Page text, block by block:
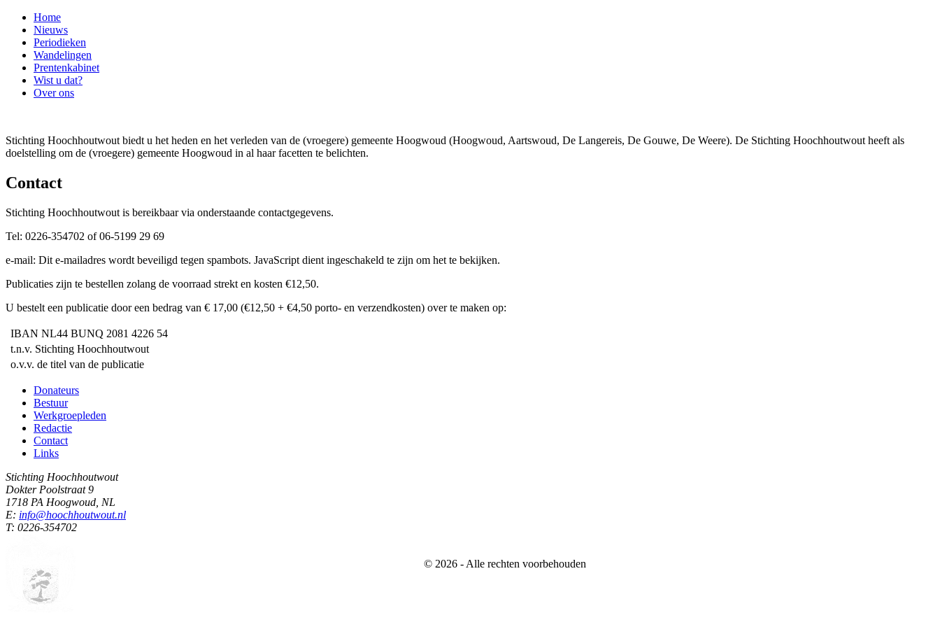
Home
Nieuws
Periodieken
Wandelingen
Prentenkabinet
Wist u dat?
Over ons
Stichting Hoochhoutwout biedt u het heden en het verleden van de (vroegere) gemeente Hoogwoud (Hoogwoud, Aartswoud, De Langereis, De Gouwe, De Weere). De Stichting Hoochhoutwout heeft als
doelstelling om de (vroegere) gemeente Hoogwoud in al haar facetten te belichten.
Contact
Stichting Hoochhoutwout is bereikbaar via onderstaande contactgegevens.
Tel: 0226-354702 of 06-5199 29 69
e-mail: Dit e-mailadres wordt beveiligd tegen spambots. JavaScript dient ingeschakeld te zijn om het te bekijken.
Publicaties zijn te bestellen zolang de voorraad strekt en kosten €12,50.
U bestelt een publicatie door een bedrag van € 17,00 (€12,50 + €4,50 porto- en verzendkosten) over te maken op:
IBAN NL44 BUNQ 2081 4226 54
t.n.v. Stichting Hoochhoutwout
o.v.v. de titel van de publicatie
Donateurs
Bestuur
Werkgroepleden
Redactie
Contact
Links
Stichting Hoochhoutwout
Dokter Poolstraat 9
1718 PA Hoogwoud, NL
E: info@hoochhoutwout.nl
T: 0226-354702
© 2026 - Alle rechten voorbehouden